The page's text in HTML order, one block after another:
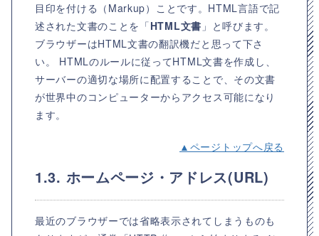
目印を付ける（Markup） ことです。HTML言語で記
述された文書のことを「HTML文書 」と呼びます。
ブラウザーはHTML文書の翻訳機だと思って下さ
い。 HTMLのルールに従ってHTML文書を作成し、
サーバーの適切な場所に配置することで、その文書
が世界中のコンピューターからアクセス可能になり
ます。
▲ページトップへ戻る
1.3. ホームページ・アドレス(URL)
最近のブラウザーでは省略表示されてしまうものも